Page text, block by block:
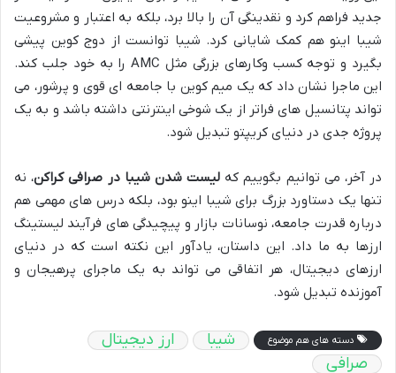
جدید فراهم کرد و نقدینگی آن را بالا برد، بلکه به اعتبار و مشروعیت
شیبا اینو هم کمک شایانی کرد. شیبا توانست از دوج کوین پیشی
بگیرد و توجه کسب وکارهای بزرگی مثل AMC را به خود جلب کند.
این ماجرا نشان داد که یک میم کوین با جامعه ای قوی و پرشور، می
تواند پتانسیل های فراتر از یک شوخی اینترنتی داشته باشد و به یک
پروژه جدی در دنیای کریپتو تبدیل شود.
در آخر، می توانیم بگوییم که لیست شدن شیبا در صرافی کراکن، نه
تنها یک دستاورد بزرگ برای شیبا اینو بود، بلکه درس های مهمی هم
درباره قدرت جامعه، نوسانات بازار و پیچیدگی های فرآیند لیستینگ
ارزها به ما داد. این داستان، یادآور این نکته است که در دنیای
ارزهای دیجیتال، هر اتفاقی می تواند به یک ماجرای پرهیجان و
آموزنده تبدیل شود.
دسته های هم موضوع شیبا
ارز دیجیتال
صرافی